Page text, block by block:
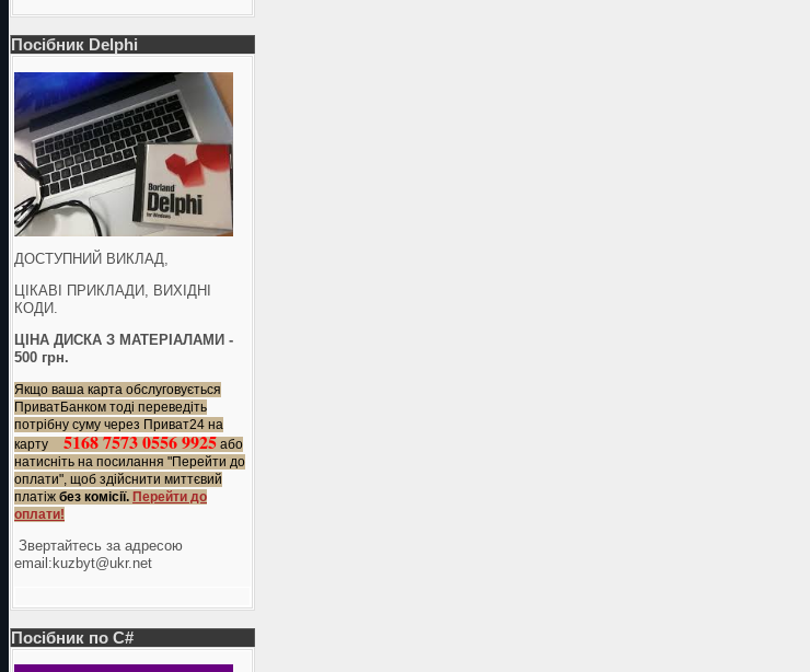
Посібник Delphi
ДОСТУПНИЙ ВИКЛАД,
ЦІКАВІ ПРИКЛАДИ, ВИХІДНІ
КОДИ.
ЦІНА ДИСКА З МАТЕРІАЛАМИ -
500 грн.
Якщо ваша карта обслуговується
ПриватБанком тоді переведіть
потрібну суму через Приват24 на
карту 5168 7573 0556 9925 або
натисніть на посилання "Перейти до
оплати", щоб здійснити миттєвий
платіж без комісії. Перейти до
оплати!
Звертайтесь за адресою
еmail:kuzbyt@ukr.net
Посібник по C#